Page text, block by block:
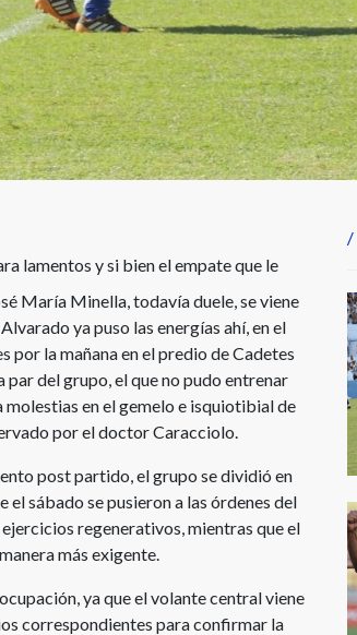
lamentos y si bien el empate que le
María Minella, todavía duele, se viene
ya puso las energías ahí, en el
por la mañana en el predio de Cadetes
del grupo, el que no pudo entrenar
en el gemelo e isquiotibial de
por el doctor Caracciolo.
post partido, el grupo se dividió en
el sábado se pusieron a las órdenes del
regenerativos, mientras que el
más exigente.
ya que el volante central viene
correspondientes para confirmar la